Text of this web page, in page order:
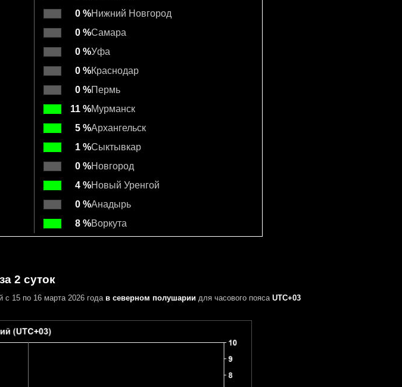
0 %Нижний Новгород
0 %Самара
0 %Уфа
0 %Краснодар
0 %Пермь
11 %Мурманск
5 %Архангельск
1 %Сыктывкар
0 %Новгород
4 %Новый Уренгой
0 %Анадырь
8 %Воркута
2 суток
с 15 по 16 марта 2026 года в северном полушарии для часового пояса UTC+03